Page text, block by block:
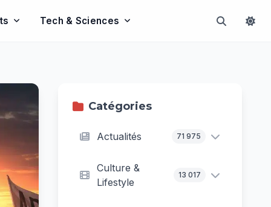
Tech & Sciences
Catégories
Actualités 71 975
Culture &
Lifestyle
13 017